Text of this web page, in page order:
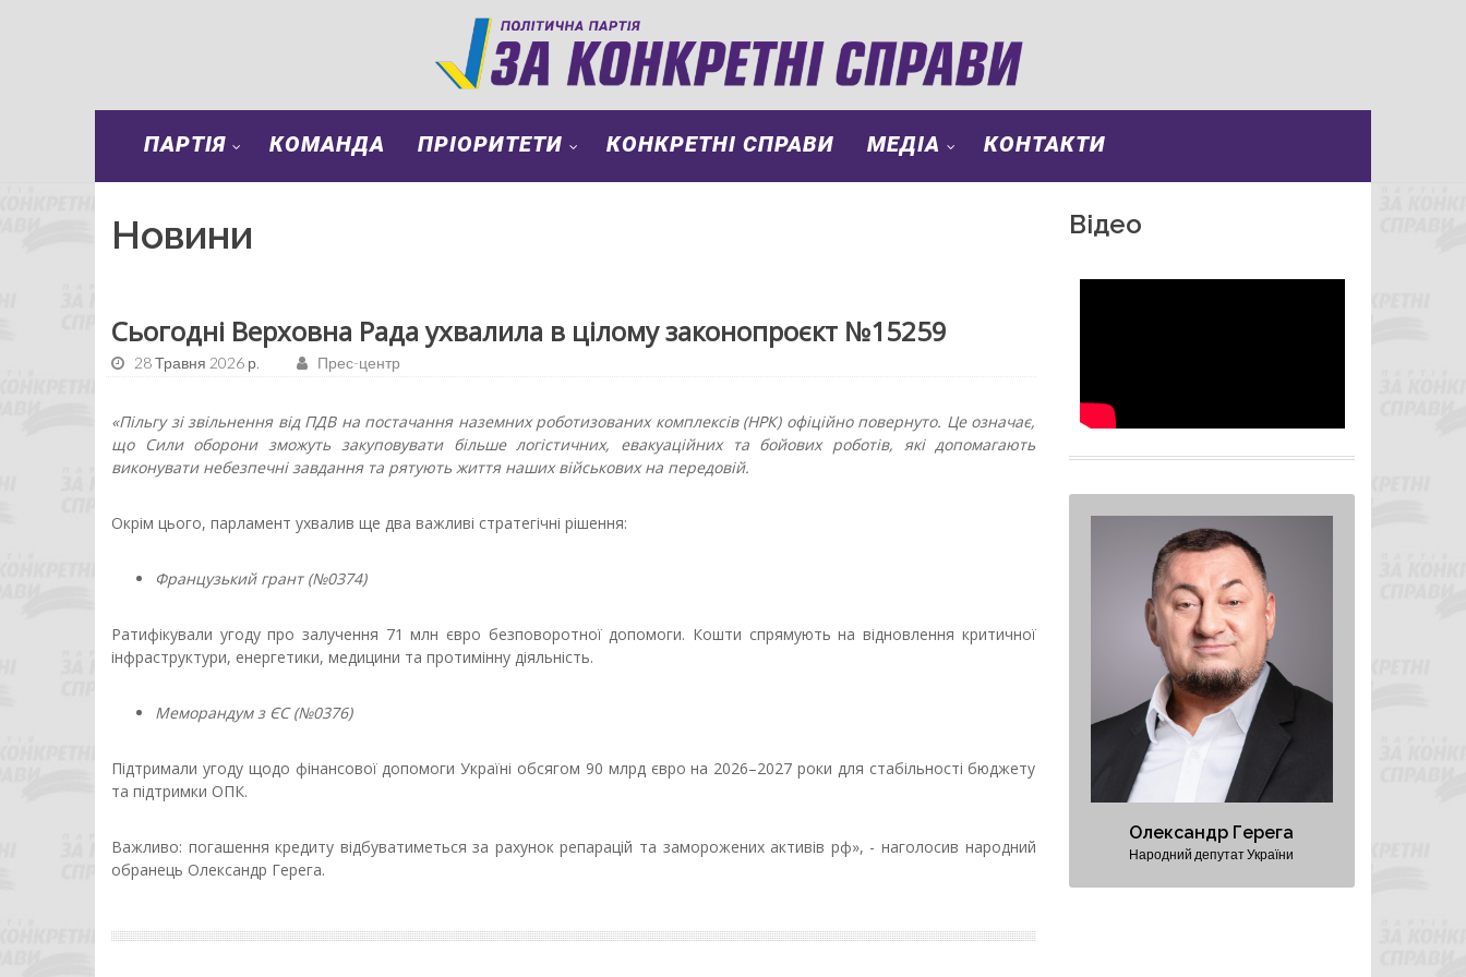
ПАРТІЯ КОМАНДА ПРІОРИТЕТИ КОНКРЕТНІ СПРАВИ МЕДІА КОНТАКТИ
Новини
Сьогодні Верховна Рада ухвалила в цілому законопроєкт №15259
28 Травня 2026 р. Прес-центр
«Пільгу зі звільнення від ПДВ на постачання наземних роботизованих комплексів (НРК) офіційно повернуто. Це означає,
що Сили оборони зможуть закуповувати більше логістичних, евакуаційних та бойових роботів, які допомагають
виконувати небезпечні завдання та рятують життя наших військових на передовій.
Окрім цього, парламент ухвалив ще два важливі стратегічні рішення:
Французький грант (№0374)
Ратифікували угоду про залучення 71 млн євро безповоротної допомоги. Кошти спрямують на відновлення критичної
інфраструктури, енергетики, медицини та протимінну діяльність.
Меморандум з ЄС (№0376)
Підтримали угоду щодо фінансової допомоги Україні обсягом 90 млрд євро на 2026–2027 роки для стабільності бюджету
та підтримки ОПК.
Важливо: погашення кредиту відбуватиметься за рахунок репарацій та заморожених активів рф», - наголосив народний
обранець Олександр Герега.
Відео
Олександр Герега
Народний депутат України
Олександр Герега
Народний депутат України
Президент Федерації важкої
атлетики України
Перший віцепрезидент
Федерації волейболу України
Персональний сайт